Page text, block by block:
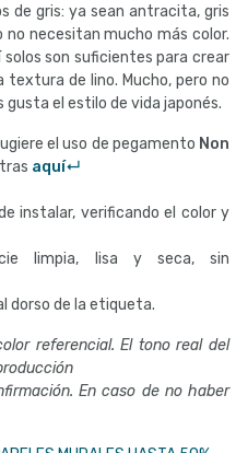
de gris: ya sean antracita, gris
no necesitan mucho más color.
son suficientes para crear
de lino. Mucho, pero no
gusta el estilo de vida japonés.
el uso de pegamento Non
aquí↵
instalar, verificando el color y
limpia, lisa y seca, sin
dorso de la etiqueta.
referencial. El tono real del
En caso de no haber